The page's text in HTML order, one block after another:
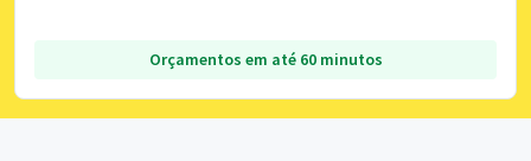
Orçamentos em até 60 minutos